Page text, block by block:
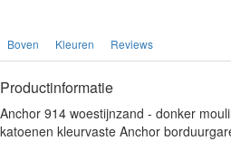
Boven Kleuren Reviews
Productinformatie
Anchor 914 woestijnzand - donker
katoenen kleurvaste Anchor